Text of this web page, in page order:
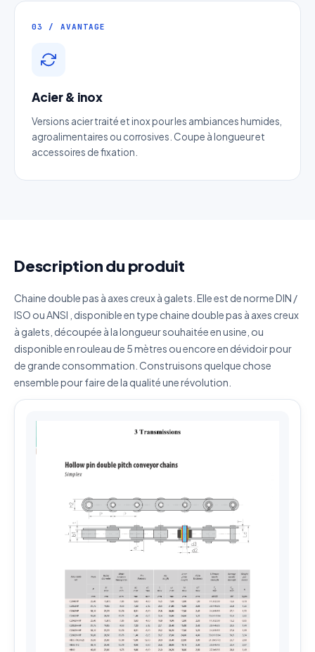
03 / AVANTAGE
Acier & inox
Versions acier traité et inox pour les ambiances humides,
agroalimentaires ou corrosives. Coupe à longueur et
accessoires de fixation.
Description du produit
Chaine double pas à axes creux à galets. Elle est de norme DIN /
ISO ou ANSI , disponible en type chaine double pas à axes creux
à galets, découpée à la longueur souhaitée en usine, ou
disponible en rouleau de 5 mètres ou encore en dévidoir pour
de grande consommation. Construisons quelque chose
ensemble pour faire de la qualité une révolution.
Téléphone*
Catégorie
Référence produit
J'accepte que mes données soient utilisées pour traiter
Envoyer ma demande de devis
Vos données sont protégées et ne seront jamais
partagées